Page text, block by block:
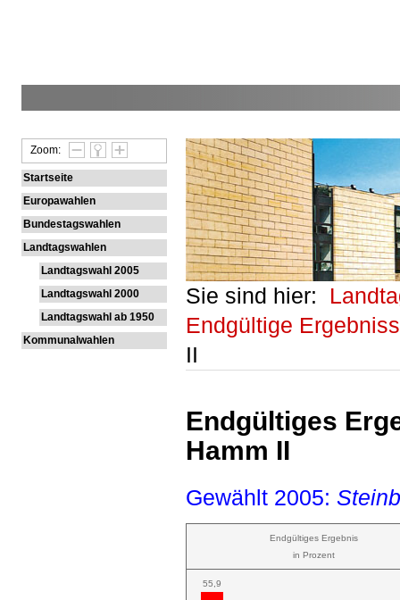
Zoom:
Startseite
Europawahlen
Bundestagswahlen
Landtagswahlen
Landtagswahl 2005
Landtagswahl 2000
Landtagswahl ab 1950
Kommunalwahlen
Sie sind hier:
Endgültige
II
Endgültiges
Hamm II
Gewählt 2005:
Endgültiges Ergebnis
in Prozent
55,9